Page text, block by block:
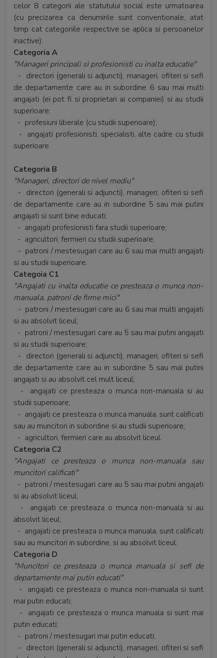
celor 8 categorii ale statutului social este urmatoarea
(cu precizarea ca denumirile sunt conventionale, atat
timp cat categoriile respective se aplica si persoanelor
inactive):
Categoria A
"Manageri principali si profesionisti cu inalta educatie"
- directori (generali si adjuncti), manageri, ofiteri si sefi
de departamente care au in subordine 6 sau mai multi
angajati (ei pot fi si proprietari ai companiei) si au studii
superioare;
- profesiuni liberale (cu studii superioare);
- angajati profesionisti, specialisti, alte cadre cu studii
superioare.
Categoria B
"Manageri, directori de nivel mediu"
- directori (generali si adjuncti), manageri, ofiteri si sefi
de departamente care au in subordine 5 sau mai putini
angajati si sunt bine educati;
- angajati profesionisti fara studii superioare;
- agricultori, fermieri cu studii superioare;
- patroni / mestesugari care au 6 sau mai multi angajati
si au studii superioare.
Categoia C1
"Angajati cu inalta educatie ce presteaza o munca non-
manuala, patroni de firme mici"
- patroni / mestesugari care au 6 sau mai multi angajati
si au absolvit liceul;
- patroni / mestesugari care au 5 sau mai putini angajati
si au studii superioare;
- directori (generali si adjuncti), manageri, ofiteri si sefi
de departamente care au in subordine 5 sau mai putini
angajati si au absolvit cel mult liceul;
- angajati ce presteaza o munca non-manuala si au
studii superioare;
- angajati ce presteaza o munca manuala, sunt calificati
sau au muncitori in subordine si au studii superioare;
- agricultori, fermieri care au absolvit liceul.
Categoria C2
"Angajati ce presteaza o munca non-manuala sau
muncitori calificati"
- patroni / mestesugari care au 5 sau mai putini angajati
si au absolvit liceul;
- angajati ce presteaza o munca non-manuala si au
absolvit liceul;
- angajati ce presteaza o munca manuala, sunt calificati
sau au muncitori in subordine, si au absolvit liceul.
Categoria D
"Muncitori ce presteaza o munca manuala si sefi de
departamente mai putin educati"
- angajati ce presteaza o munca non-manuala si sunt
mai putin educati;
- angajati ce presteaza o munca manuala si sunt mai
putin educati;
- patroni / mestesugari mai putin educati;
- directori (generali si adjuncti), manageri, ofiteri si sefi